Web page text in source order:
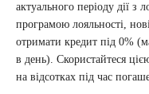
актуального періоду дії з
програмою лояльності,
отримати кредит під 0%
в день). Скористайтеся
на відсотках під час